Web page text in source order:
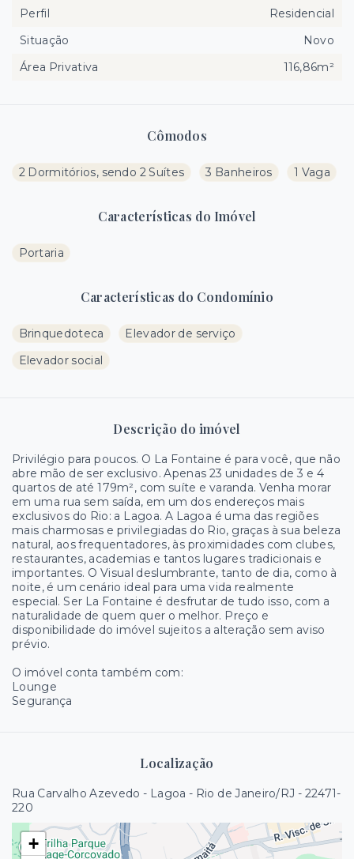
Cômodos
2 Dormitórios, sendo 2 Suítes 3 Banheiros 1 Vaga
Características do Imóvel
Portaria
Características do Condomínio
Brinquedoteca
Elevador de serviço
Elevador social
Descrição do imóvel
Privilégio para poucos. O La Fontaine é para você, que não
abre mão de ser exclusivo. Apenas 23 unidades de 3 e 4
quartos de até 179m², com suíte e varanda. Venha morar
em uma rua sem saída, em um dos endereços mais
exclusivos do Rio: a Lagoa. A Lagoa é uma das regiões
mais charmosas e privilegiadas do Rio, graças à sua beleza
natural, aos frequentadores, às proximidades com clubes,
restaurantes, academias e tantos lugares tradicionais e
importantes. O Visual deslumbrante, tanto de dia, como à
noite, é um cenário ideal para uma vida realmente
especial. Ser La Fontaine é desfrutar de tudo isso, com a
naturalidade de quem quer o melhor. Preço e
disponibilidade do imóvel sujeitos a alteração sem aviso
prévio.
O imóvel conta também com:
Lounge
Segurança
Localização
Rua Carvalho Azevedo - Lagoa - Rio de Janeiro/RJ - 22471-
220
+
Perfil
Residencial
Situação
Novo
Área Privativa
116,86m²